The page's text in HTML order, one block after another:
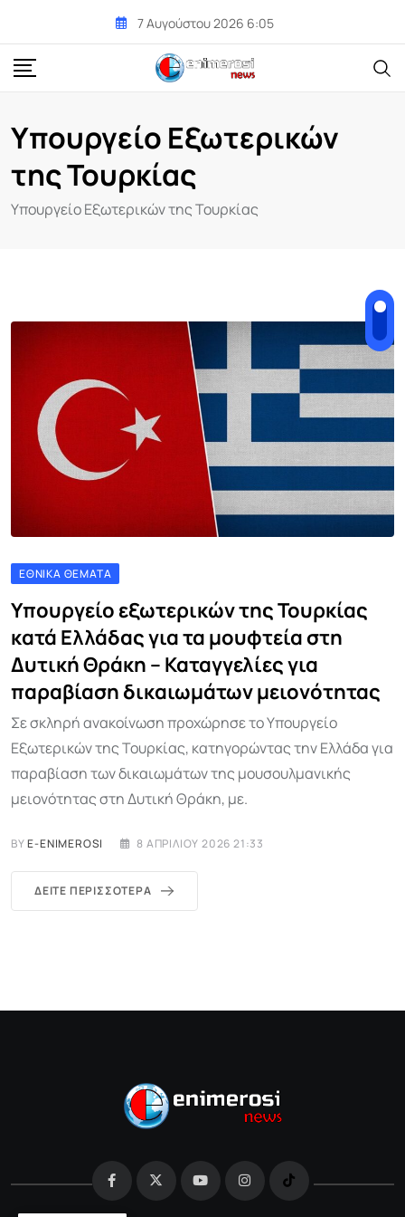
content
7 Αυγούστου 2026 6:05
Υπουργείο Εξωτερικών
της Τουρκίας
Υπουργείο Εξωτερικών της Τουρκίας
ΕΘΝΙΚΆ ΘΈΜΑΤΑ
Υπουργείο εξωτερικών της Τουρκίας
κατά Ελλάδας για τα μουφτεία στη
Δυτική Θράκη – Καταγγελίες για
παραβίαση δικαιωμάτων μειονότητας
Σε σκληρή ανακοίνωση προχώρησε το Υπουργείο
Εξωτερικών της Τουρκίας, κατηγορώντας την Ελλάδα για
παραβίαση των δικαιωμάτων της μουσουλμανικής
μειονότητας στη Δυτική Θράκη, με.
BYE-ENIMEROSI 8 ΑΠΡΙΛΊΟΥ 2026 21:33
ΔΕΊΤΕ ΠΕΡΙΣΣΌΤΕΡΑ